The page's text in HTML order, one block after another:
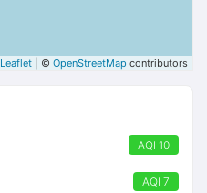
Leaflet | © OpenStreetMap contributors
AQI 10
AQI 7